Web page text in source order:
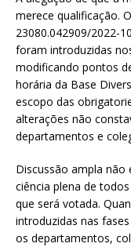
merece qualificação.
23080.042909/2022-
foram introduzidas
modificando pontos
horária da Base
escopo das
alterações não
departamentos e
Discussão ampla
ciência plena de
que será votada.
introduzidas nas
os departamentos,